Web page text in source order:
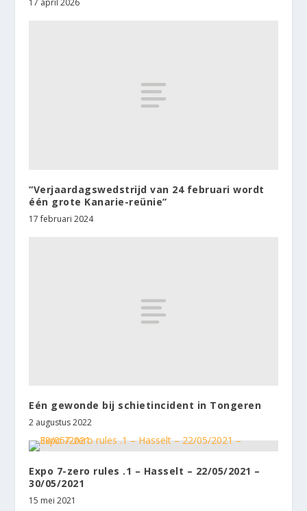
“Verjaardagswedstrijd van 24 februari wordt
één grote Kanarie-reünie”
17 februari 2024
Eén gewonde bij schietincident in Tongeren
2 augustus 2022
Expo 7-zero rules .1 – Hasselt – 22/05/2021 –
30/05/2021
15 mei 2021